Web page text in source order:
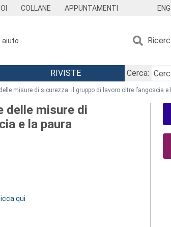
COLLANE APPUNTAMENTI ENG
aiuto
RIVISTE
Cerca:
misure di sicurezza: il gruppo di lavoro oltre l’angoscia e
delle misure di
e la paura
qui